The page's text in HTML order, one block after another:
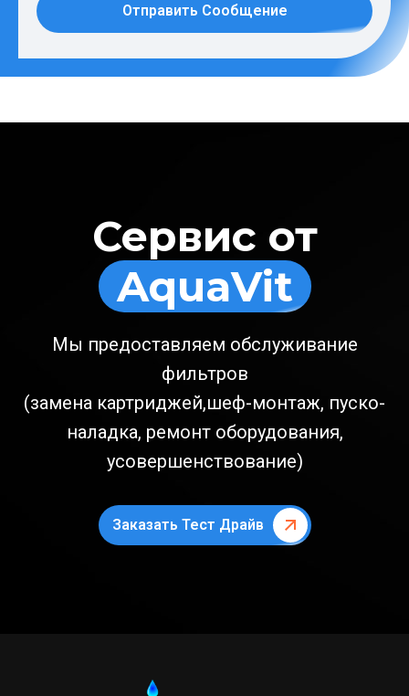
Отправить Сообщение
Сервис от
AquaVit
Мы предоставляем обслуживание
фильтров
(замена картриджей,шеф-монтаж, пуско-
наладка, ремонт оборудования,
усовершенствование)
Заказать Тест Драйв